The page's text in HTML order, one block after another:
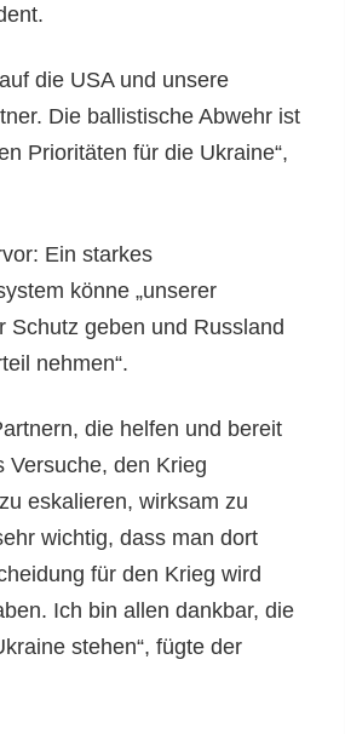
die USA und unsere
Die ballistische Abwehr ist
Prioritäten für die Ukraine“,
Ein starkes
könne „unserer
Schutz geben und Russland
nehmen“.
die helfen und bereit
Versuche, den Krieg
eskalieren, wirksam zu
wichtig, dass man dort
für den Krieg wird
Ich bin allen dankbar, die
stehen“, fügte der